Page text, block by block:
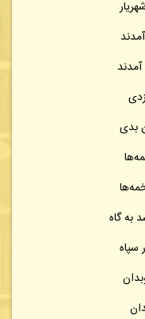
بدی
به گاه
سپاه